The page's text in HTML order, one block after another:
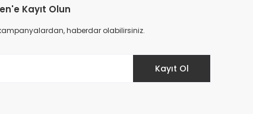
Kayıt Olun
haberdar olabilirsiniz.
Kayıt Ol